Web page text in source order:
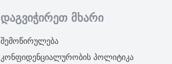
დაგვიჭირეთ მხარი
შემოწირულება
კონფიდენციალურობის პოლიტიკა